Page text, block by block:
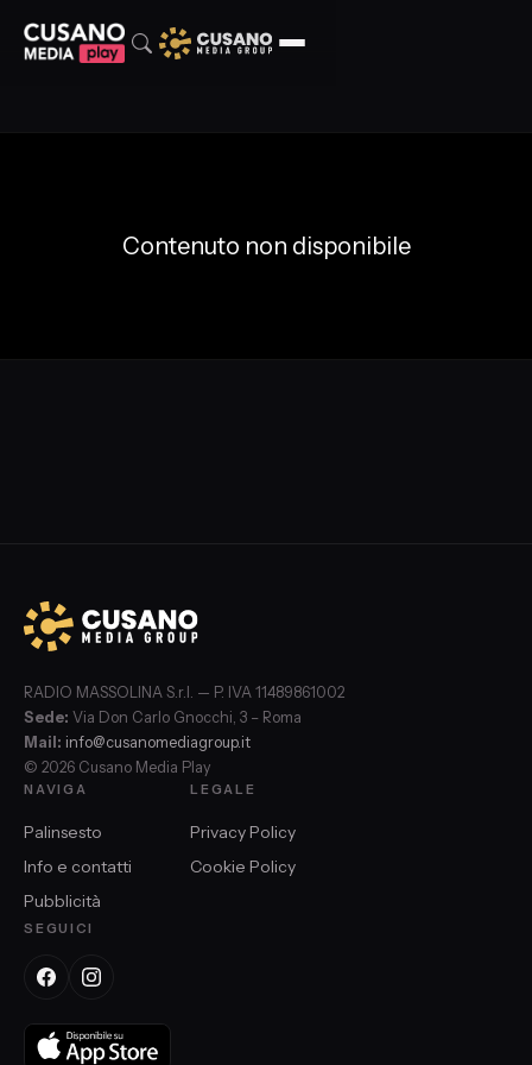
Contenuto non disponibile
RADIO MASSOLINA S.r.l. — P. IVA 11489861002
Sede: Via Don Carlo Gnocchi, 3 – Roma
Mail: info@cusanomediagroup.it
© 2026 Cusano Media Play
NAVIGA
Palinsesto
Info e contatti
Pubblicità
LEGALE
Privacy Policy
Cookie Policy
SEGUICI